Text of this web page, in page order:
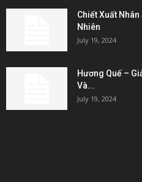
Chiết Xuất
Nhiên
July 19, 2024
Hương Quế –
Và...
July 19, 2024